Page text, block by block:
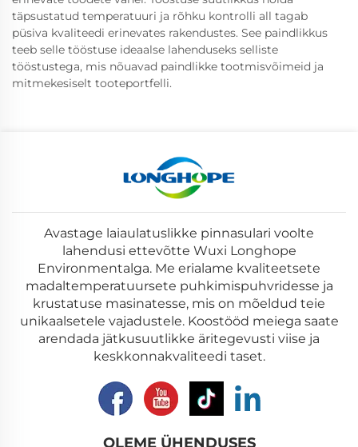
täpsustatud temperatuuri ja rõhku kontrolli all tagab
püsiva kvaliteedi erinevates rakendustes. See paindlikkus
teeb selle tööstuse ideaalse lahenduseks selliste
tööstustega, mis nõuavad paindlikke tootmisvõimeid ja
mitmekesiselt tooteportfelli.
Avastage laiaulatuslikke pinnasulari voolte
lahendusi ettevõtte Wuxi Longhope
Environmentalga. Me erialame kvaliteetsete
madaltemperatuursete puhkimispuhvridesse ja
krustatuse masinatesse, mis on mõeldud teie
unikaalsetele vajadustele. Koostööd meiega saate
arendada jätkusuutlikke äritegevusti viise ja
keskkonnakvaliteedi taset.
OLEME ÜHENDUSES